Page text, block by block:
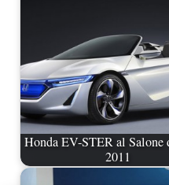
Honda EV-STER al Salone
2011